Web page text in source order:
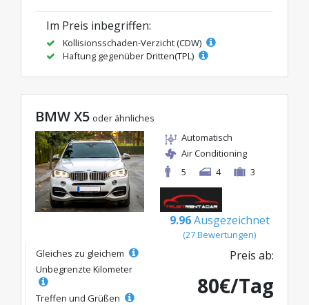
Im Preis inbegriffen:
Kollisionsschaden-Verzicht (CDW)
Haftung gegenüber Dritten(TPL)
BMW X5 oder ähnliches
Automatisch
Air Conditioning
5
4 3
9.96 Ausgezeichnet
(27 Bewertungen)
Gleiches zu gleichem
Unbegrenzte Kilometer
Treffen und Grüßen
Preis ab:
80€/Tag